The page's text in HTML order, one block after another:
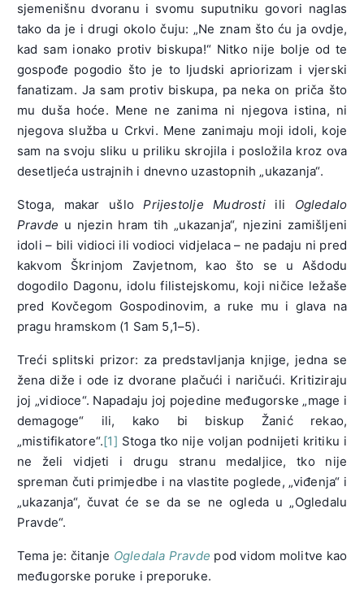
sjemenišnu dvoranu i svomu suputniku govori naglas
tako da je i drugi okolo čuju: „Ne znam što ću ja ovdje,
kad sam ionako protiv biskupa!“ Nitko nije bolje od te
gospođe pogodio što je to ljudski apriorizam i vjerski
fanatizam. Ja sam protiv biskupa, pa neka on priča što
mu duša hoće. Mene ne zanima ni njegova istina, ni
njegova služba u Crkvi. Mene zanimaju moji idoli, koje
sam na svoju sliku u priliku skrojila i posložila kroz ova
desetljeća ustrajnih i dnevno uzastopnih „ukazanja“.
Stoga, makar ušloPrijestolje Mudrostiili Ogledalo
Pravde u njezin hram tih „ukazanja“, njezini zamišljeni
idoli – bili vidioci ili vodioci vidjelaca – ne padaju ni pred
kakvom Škrinjom Zavjetnom, kao što se u Ašdodu
dogodilo Dagonu, idolu filistejskomu, koji ničice ležaše
pred Kovčegom Gospodinovim, a ruke mu i glava na
pragu hramskom (1 Sam 5,1–5).
Treći splitski prizor: za predstavljanja knjige, jedna se
žena diže i ode iz dvorane plačući i naričući. Kritiziraju
joj „vidioce“. Napadaju joj pojedine međugorske „mage i
demagoge“ ili, kako bi biskup Žanić rekao,
„mistifikatore“.[1] Stoga tko nije voljan podnijeti kritiku i
ne želi vidjeti i drugu stranu medaljice, tko nije
spreman čuti primjedbe i na vlastite poglede, „viđenja“ i
„ukazanja“, čuvat će se da se ne ogleda u „Ogledalu
Pravde“.
Tema je: čitanje Ogledala Pravde pod vidom molitve kao
međugorske poruke i preporuke.